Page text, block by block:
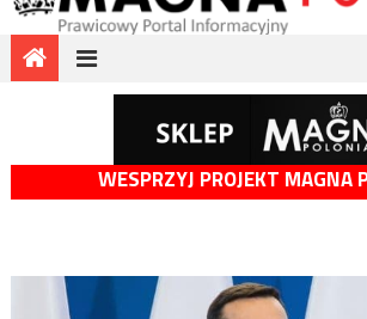
WESPRZYJ PROJEKT MAGNA